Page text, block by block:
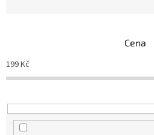
o
d
k
t
Cena
199Kč